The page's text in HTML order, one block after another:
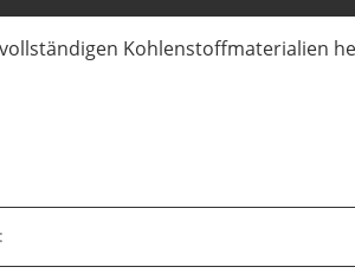
Kohlenstoffmaterialien